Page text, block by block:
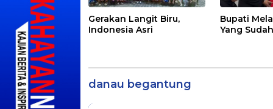
Gerakan Langit Biru,
Indonesia Asri
Bupati
Yang
danau begantung